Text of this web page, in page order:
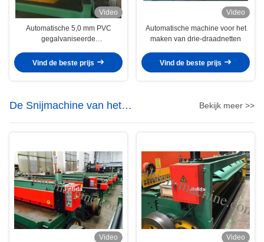
Video
Automatische 5,0 mm PVC
gegalvaniseerde
Vind de beste prijs
Video
Automatische machine voor het
maken van drie-draadnetten
Vind de beste prijs
De Snijmachine van het
draadnetwerk
Bekijk meer >>
Video
Video